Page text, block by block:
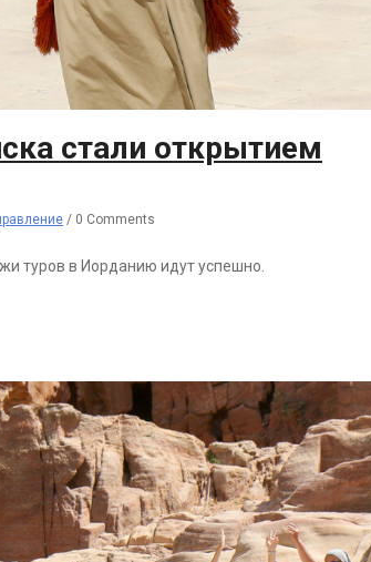
стали открытием
/ 0 Comments
туров в Иорданию идут успешно.